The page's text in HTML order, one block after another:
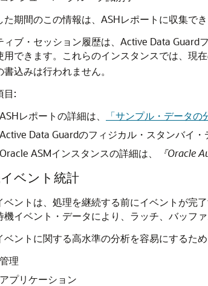
た期間のこの情報は、ASHレポートに収集でき
ィブ・セッション履歴は、Active Data
用できます。これらのインスタンスでは、現
書込みは行われません。
目:
ASHレポートの詳細は、
「サンプル・データの
Active Data Guardのフィジカル・スタンバイ・
Oracle ASMインスタンスの詳細は、
『Oracle
ベント統計
ベントは、処理を継続する前にイベントが完
機イベント・データにより、ラッチ、バッフ
ベントに関する高水準の分析を容易にするた
管理
アプリケーション